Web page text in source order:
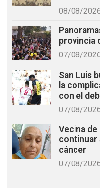
08/08/2026
provincia
07/08/2026
San Luis
la
con el
07/08/2026
Vecina de
continuar
cáncer
07/08/2026